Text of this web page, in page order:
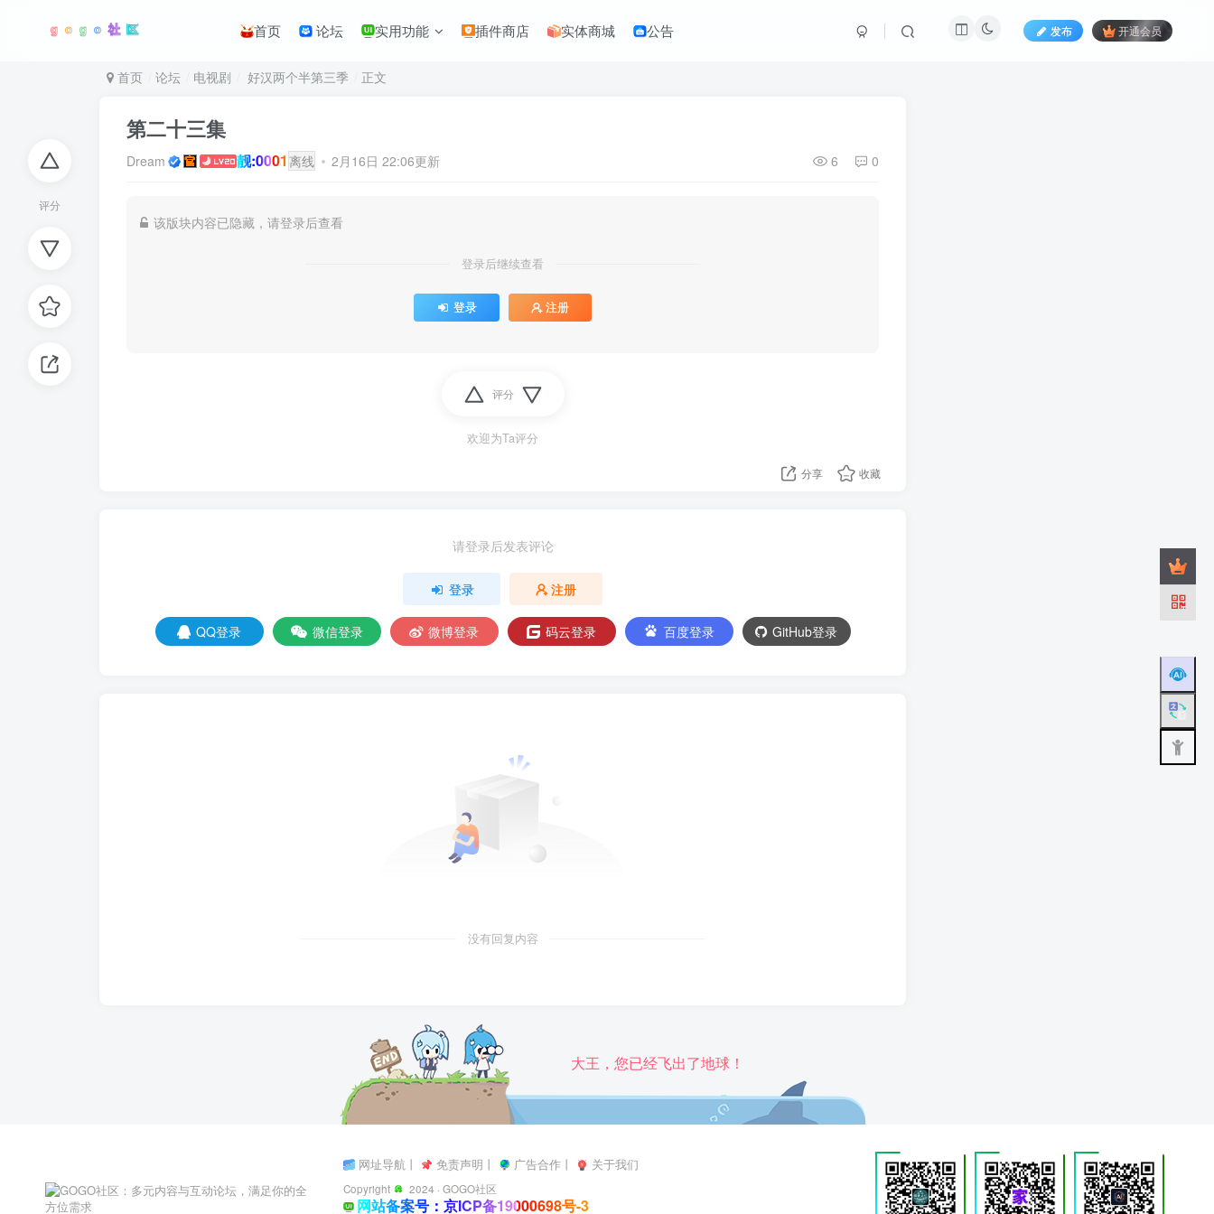
首页 论坛 实用功能 插件商店 实体商城 公告 发布 开通会员
评分
首页 论坛 电视剧 好汉两个半第三季 正文
第二十三集
Dream 靓:0001 离线 2月16日 22:06更新 6 0
该版块内容已隐藏，请登录后查看
登录后继续查看
登录 注册
评分
欢迎为Ta评分
分享 收藏
请登录后发表评论
登录 注册
QQ登录 微信登录 微博登录 码云登录 百度登录 GitHub登录
没有回复内容
大王，您已经飞出了地球！
网址导航 丨 免责声明 丨 广告合作 丨 关于我们
Copyright 2024 · GOGO社区
网站备案号：京ICP备19000698号-3